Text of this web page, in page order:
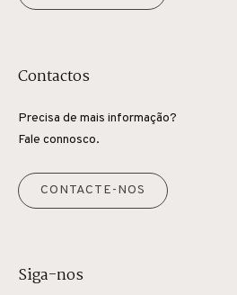
Contactos
Precisa de mais informação?
Fale connosco.
CONTACTE-NOS
Siga-nos